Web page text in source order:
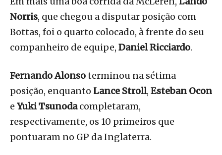
Norris, que chegou a disputar posição com
Bottas, foi o quarto colocado, à frente do seu
companheiro de equipe, Daniel Ricciardo.
Fernando Alonsoterminou na sétima
posição, enquanto Lance Stroll, Esteban Ocon
e Yuki Tsunodacompletaram,
respectivamente, os 10 primeiros que
pontuaram no GP da Inglaterra.